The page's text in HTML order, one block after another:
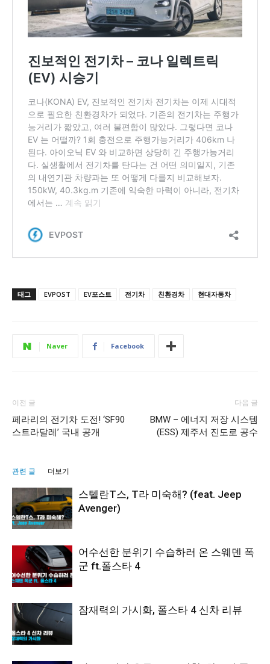
태그 EVPOST EV포스트 전기차 친환경차 현대자동차
Naver Facebook
이전 글
페라리의 전기차 도전! ‘SF90
스트라달레’ 국내 공개
다음 글
BMW – 에너지 저장 시스템
(ESS) 제주서 진도로 공수
관련 글 더보기
스텔란T스, T라 미숙해? (feat. Jeep
Avenger)
어수선한 분위기 수습하러 온 스웨덴 폭
군 ft.폴스타 4
잠재력의 가시화, 폴스타 4 신차 리뷰